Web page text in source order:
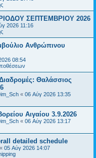
ΣΕΠΤΕΜΒΡΙΟΥ 2026
2026 11:16
Ανθρώπινου
08:54
Θαλάσσιος
« 06 Αύγ 2026 13:35
Αιγαίου 3.9.2026
« 06 Αύγ 2026 13:17
detailed schedule
« 05 Αύγ 2026 14:07